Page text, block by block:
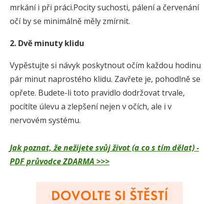
mrkání i při práci.Pocity suchosti, pálení a červenání
očí by se minimálně měly zmírnit.
2. Dvě minuty klidu
Vypěstujte si návyk poskytnout očím každou hodinu
pár minut naprostého klidu. Zavřete je, pohodlně se
opřete. Budete-li toto pravidlo dodržovat trvale,
pocítíte úlevu a zlepšení nejen v očích, ale i v
nervovém systému.
Jak poznat, že nežijete svůj život (a co s tím dělat) -
PDF průvodce ZDARMA >>>